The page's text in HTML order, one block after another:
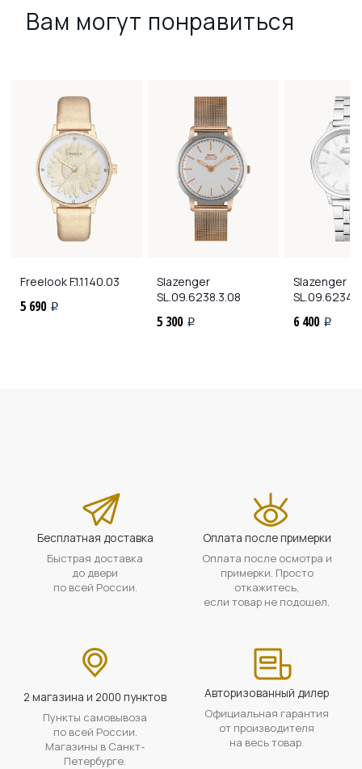
Вам могут понравиться
FreelookF.1.1140.03
5 690 i
Slazenger
SL.09.6238.3.08
5 300 i
Slazenger
6 400 i
Бесплатная доставка
Быстрая доставка
до двери
по всей России.
Оплата после примерки
Оплата после осмотра и
примерки. Просто
откажитесь,
если товар не подошел.
2 магазина и 2000 пунктов
Пункты самовывоза
по всей России.
Магазины в Санкт-
Петербурге.
Авторизованный дилер
Официальная гарантия
от производителя
на весь товар.